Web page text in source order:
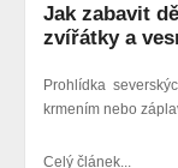
Jak zabavit
zvířátky a
Prohlídka
krmením nebo
Celý článek...